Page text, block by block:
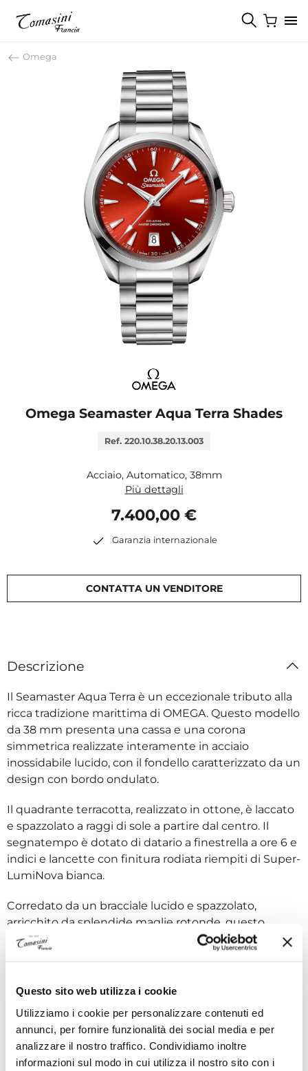
Questo sito web utilizza i cookie
Utilizziamo i cookie per personalizzare contenuti ed
annunci, per fornire funzionalità dei social media e per
analizzare il nostro traffico. Condividiamo inoltre
informazioni sul modo in cui utilizza il nostro sito con i
Omega
Omega Seamaster Aqua Terra Shades
Ref. 220.10.38.20.13.003
Acciaio, Automatico, 38mm
Più dettagli
7.400,00 €
Garanzia internazionale
CONTATTA UN VENDITORE
Descrizione
Il Seamaster Aqua Terra è un eccezionale tributo alla
ricca tradizione marittima di OMEGA. Questo modello
da 38 mm presenta una cassa e una corona
simmetrica realizzate interamente in acciaio
inossidabile lucido, con il fondello caratterizzato da un
design con bordo ondulato.
Il quadrante terracotta, realizzato in ottone, è laccato
e spazzolato a raggi di sole a partire dal centro. Il
segnatempo è dotato di datario a finestrella a ore 6 e
indici e lancette con finitura rodiata riempiti di Super-
LumiNova bianca.
Corredato da un bracciale lucido e spazzolato,
arricchito da splendide maglie rotonde, questo
Seamaster classico è animato dal calibro OMEGA Co-
Axial Master Chronometer 8800, certificato
secondo i più elevati standard stabiliti dal settore
Specifiche tecniche